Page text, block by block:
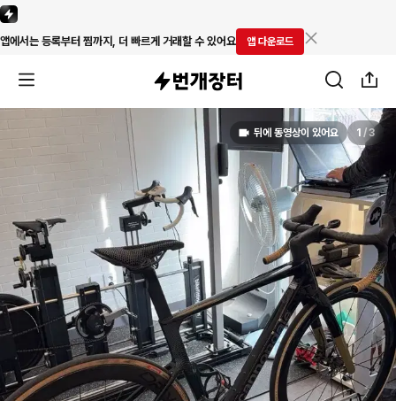
앱에서는 등록부터 찜까지, 더 빠르게 거래할 수 있어요 앱 다운로드
뒤에 동영상이 있어요 1 /3